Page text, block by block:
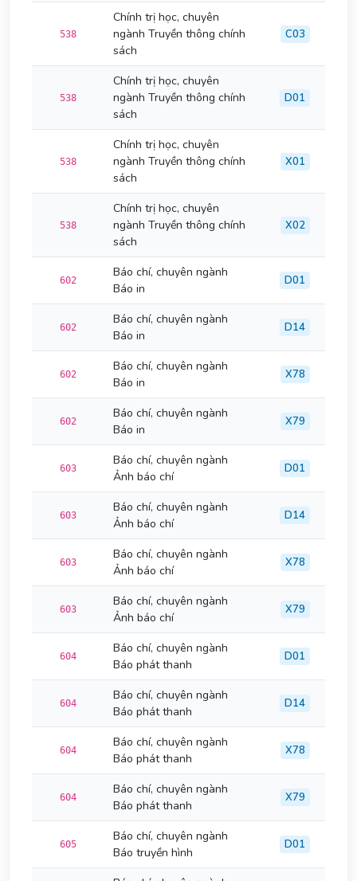
538
Chính trị học, chuyên
ngành Truyền thông chính
sách
C03
538
Chính trị học, chuyên
ngành Truyền thông chính
sách
D01
538
Chính trị học, chuyên
ngành Truyền thông chính
sách
X01
538
Chính trị học, chuyên
ngành Truyền thông chính
sách
X02
602
Báo chí, chuyên ngành
Báo in
D01
602
Báo chí, chuyên ngành
Báo in
D14
602
Báo chí, chuyên ngành
Báo in
X78
602
Báo chí, chuyên ngành
Báo in
X79
603
Báo chí, chuyên ngành
Ảnh báo chí
D01
603
Báo chí, chuyên ngành
Ảnh báo chí
D14
603
Báo chí, chuyên ngành
Ảnh báo chí
X78
603
Báo chí, chuyên ngành
Ảnh báo chí
X79
604
Báo chí, chuyên ngành
Báo phát thanh
D01
604
Báo chí, chuyên ngành
Báo phát thanh
D14
604
Báo chí, chuyên ngành
Báo phát thanh
X78
604
Báo chí, chuyên ngành
Báo phát thanh
X79
605
Báo chí, chuyên ngành
Báo truyền hình
D01